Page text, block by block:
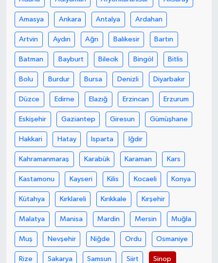
Amasya Ankara Antalya Ardahan
Artvin Aydın Ağrı Balıkesir Bartın
Batman Bayburt Bilecik Bingöl Bitlis
Bolu Burdur Bursa Denizli Diyarbakır
Düzce Edirne Elazığ Erzincan Erzurum
Eskişehir Gaziantep Giresun Gümüşhane
Hakkari Hatay Isparta Iğdır
Kahramanmaraş Karabük Karaman Kars
Kastamonu Kayseri Kilis Kocaeli Konya
Kütahya Kırklareli Kırıkkale Kırşehir
Malatya Manisa Mardin Mersin Muğla
Muş Nevşehir Niğde Ordu Osmaniye
Rize Sakarya Samsun Siirt Sinop